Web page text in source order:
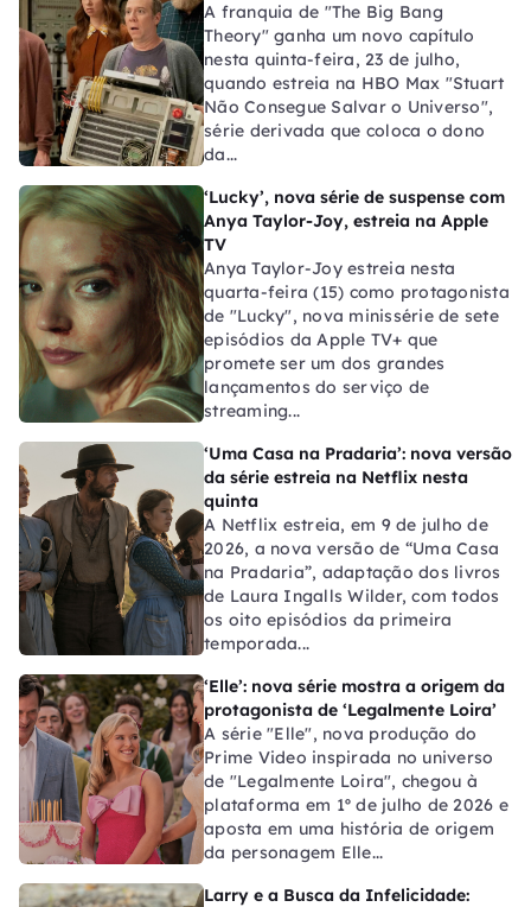
A franquia de "The Big Bang
Theory" ganha um novo capítulo
nesta quinta-feira, 23 de julho,
quando estreia na HBO Max "Stuart
Não Consegue Salvar o Universo",
série derivada que coloca o dono
da...
‘Lucky’, nova série de suspense com
Anya Taylor-Joy, estreia na Apple
TV
Anya Taylor-Joy estreia nesta
quarta-feira (15) como protagonista
de "Lucky", nova minissérie de sete
episódios da Apple TV+ que
promete ser um dos grandes
lançamentos do serviço de
streaming...
‘Uma Casa na Pradaria’: nova versão
da série estreia na Netflix nesta
quinta
A Netflix estreia, em 9 de julho de
2026, a nova versão de “Uma Casa
na Pradaria”, adaptação dos livros
de Laura Ingalls Wilder, com todos
os oito episódios da primeira
temporada...
‘Elle’: nova série mostra a origem da
protagonista de ‘Legalmente Loira’
A série "Elle", nova produção do
Prime Video inspirada no universo
de "Legalmente Loira", chegou à
plataforma em 1º de julho de 2026 e
aposta em uma história de origem
da personagem Elle...
Larry e a Busca da Infelicidade: